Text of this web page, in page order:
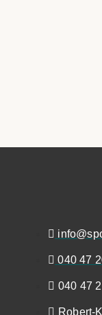
040 47
040 47
Robert-